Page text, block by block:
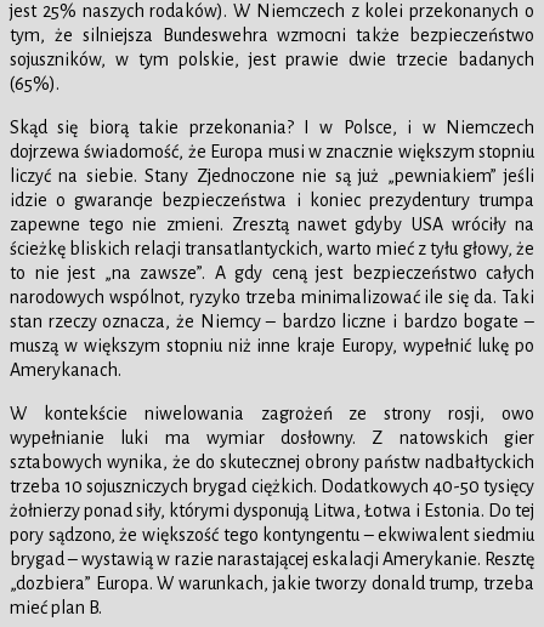
jest 25% naszych rodaków). W Niemczech z kolei przekonanych o
tym, że silniejsza Bundeswehra wzmocni także bezpieczeństwo
sojuszników, w tym polskie, jest prawie dwie trzecie badanych
(65%).
Skąd się biorą takie przekonania? I w Polsce, i w Niemczech
dojrzewa świadomość, że Europa musi w znacznie większym stopniu
liczyć na siebie. Stany Zjednoczone nie są już „pewniakiem” jeśli
idzie o gwarancje bezpieczeństwa i koniec prezydentury trumpa
zapewne tego nie zmieni. Zresztą nawet gdyby USA wróciły na
ścieżkę bliskich relacji transatlantyckich, warto mieć z tyłu głowy, że
to nie jest „na zawsze”. A gdy ceną jest bezpieczeństwo całych
narodowych wspólnot, ryzyko trzeba minimalizować ile się da. Taki
stan rzeczy oznacza, że Niemcy – bardzo liczne i bardzo bogate –
muszą w większym stopniu niż inne kraje Europy, wypełnić lukę po
Amerykanach.
W kontekście niwelowania zagrożeń ze strony rosji, owo
wypełnianie luki ma wymiar dosłowny. Z natowskich gier
sztabowych wynika, że do skutecznej obrony państw nadbałtyckich
trzeba 10 sojuszniczych brygad ciężkich. Dodatkowych 40-50 tysięcy
żołnierzy ponad siły, którymi dysponują Litwa, Łotwa i Estonia. Do tej
pory sądzono, że większość tego kontyngentu – ekwiwalent siedmiu
brygad – wystawią w razie narastającej eskalacji Amerykanie. Resztę
„dozbiera” Europa. W warunkach, jakie tworzy donald trump, trzeba
mieć plan B.